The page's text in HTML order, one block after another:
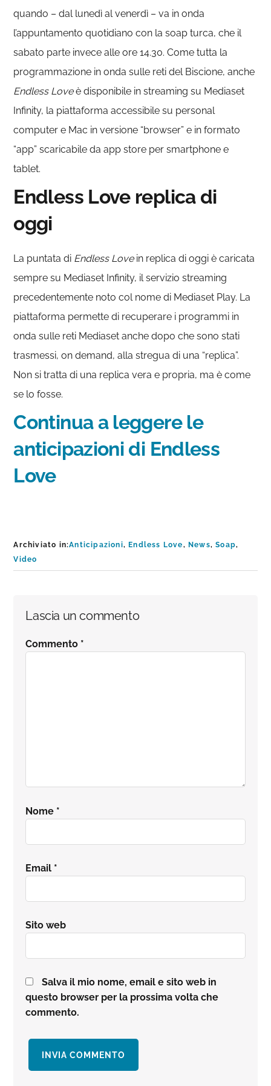
quando – dal lunedì al venerdì – va in onda
l’appuntamento quotidiano con la soap turca, che il
sabato parte invece alle ore 14.30. Come tutta la
programmazione in onda sulle reti del Biscione, anche
Endless Loveè disponibile in streaming su Mediaset
Infinity, la piattaforma accessibile su personal
computer e Mac in versione “browser” e in formato
“app” scaricabile da app store per smartphone e
tablet.
Endless Love replica di
oggi
La puntata di Endless Lovein replica di oggi è caricata
sempre su Mediaset Infinity, il servizio streaming
precedentemente noto col nome di Mediaset Play. La
piattaforma permette di recuperare i programmi in
onda sulle reti Mediaset anche dopo che sono stati
trasmessi, on demand, alla stregua di una “replica”.
Non si tratta di una replica vera e propria, ma è come
se lo fosse.
Continua a leggere le
anticipazioni di Endless
Love
Archiviato in:Anticipazioni,Endless Love,News,Soap,
Video
Interazioni
del
Lascia un commento
Commento *
Nome *
Email *
Sito web
Salva il mio nome, email e sito web in
questo browser per la prossima volta che
commento.